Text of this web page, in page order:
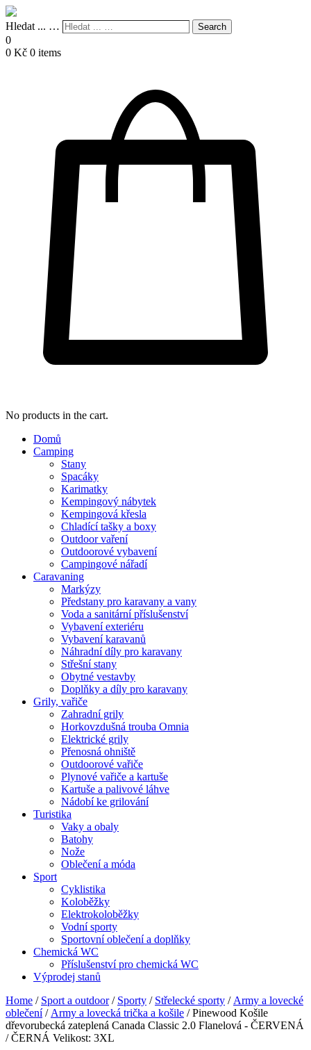
Hledat ... … Search
0
0 Kč 0 items
No products in the cart.
Domů
Camping
Stany
Spacáky
Karimatky
Kempingový nábytek
Kempingová křesla
Chladící tašky a boxy
Outdoor vaření
Outdoorové vybavení
Campingové nářadí
Caravaning
Markýzy
Předstany pro karavany a vany
Voda a sanitární příslušenství
Vybavení exteriéru
Vybavení karavanů
Náhradní díly pro karavany
Střešní stany
Obytné vestavby
Doplňky a díly pro karavany
Grily, vařiče
Zahradní grily
Horkovzdušná trouba Omnia
Elektrické grily
Přenosná ohniště
Outdoorové vařiče
Plynové vařiče a kartuše
Kartuše a palivové láhve
Nádobí ke grilování
Turistika
Vaky a obaly
Batohy
Nože
Oblečení a móda
Sport
Cyklistika
Koloběžky
Elektrokoloběžky
Vodní sporty
Sportovní oblečení a doplňky
Chemická WC
Příslušenství pro chemická WC
Výprodej stanů
Home / Sport a outdoor/ Sporty / Střelecké sporty / Army a lovecké
oblečení/ Army a lovecká trička a košile / Pinewood Košile
dřevorubecká zateplená Canada Classic 2.0 Flanelová - ČERVENÁ
/ ČERNÁ Velikost: 3XL